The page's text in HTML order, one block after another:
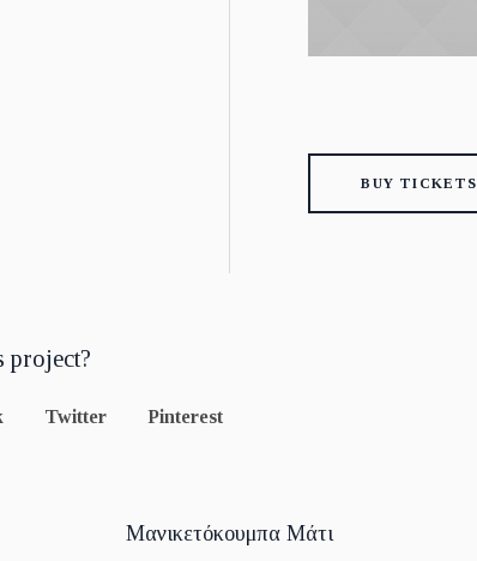
BUY TICKETS
project?
Twitter Pinterest
Μανικετόκουμπα Μάτι